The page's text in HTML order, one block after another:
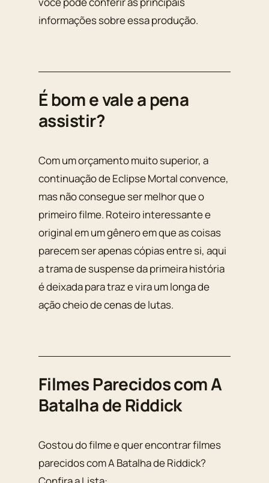
informações sobre essa produção.
É bom e vale a pena
assistir?
Com um orçamento muito superior, a
continuação de Eclipse Mortal convence,
mas não consegue ser melhor que o
primeiro filme. Roteiro interessante e
original em um gênero em que as coisas
parecem ser apenas cópias entre si, aqui
a trama de suspense da primeira história
é deixada para traz e vira um longa de
ação cheio de cenas de lutas.
Filmes Parecidos com A
Batalha de Riddick
Gostou do filme e quer encontrar filmes
parecidos com A Batalha de Riddick?